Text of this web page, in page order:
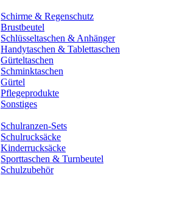
Schirme & Regenschutz
Brustbeutel
Schlüsseltaschen & Anhänger
Handytaschen & Tablettaschen
Gürteltaschen
Schminktaschen
Gürtel
Pflegeprodukte
Sonstiges
Schulranzen-Sets
Schulrucksäcke
Kinderrucksäcke
Sporttaschen & Turnbeutel
Schulzubehör